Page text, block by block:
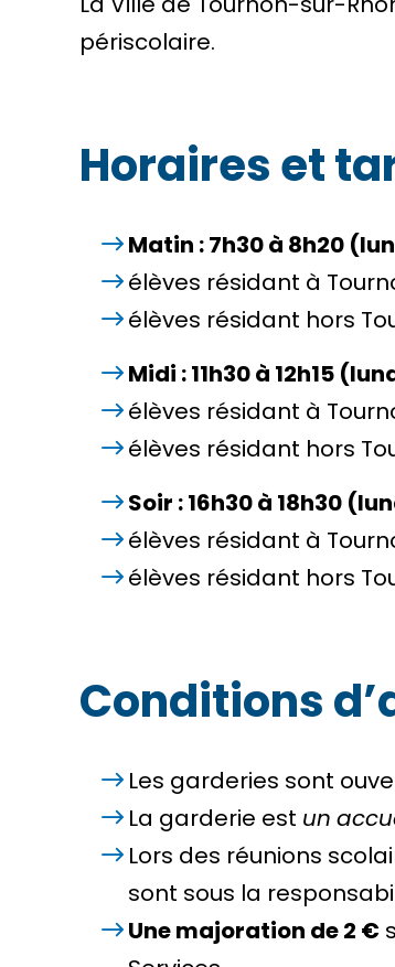
périscolaire.
Horaires et
Matin : 7h30 à 8h20
élèves résidant à
élèves résidant hors
Midi : 11h30 à 12h15
élèves résidant à
élèves résidant hors
Soir : 16h30 à 18h30
élèves résidant à
élèves résidant hors
Conditions
Les garderies sont
La garderie est un
Lors des réunions
sont sous la
Une majoration de 2 €